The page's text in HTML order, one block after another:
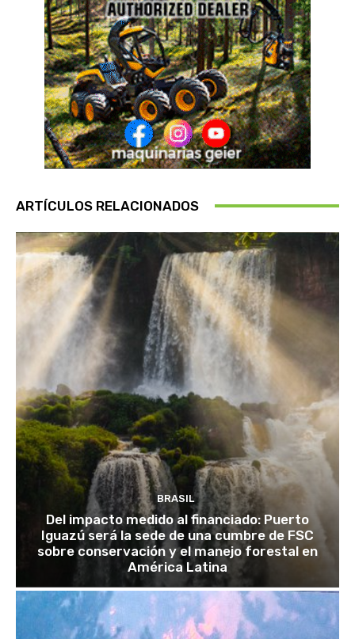
ARTÍCULOS RELACIONADOS
BRASIL
Del impacto medido al financiado: Puerto
Iguazú será la sede de una cumbre de FSC
sobre conservación y el manejo forestal en
América Latina